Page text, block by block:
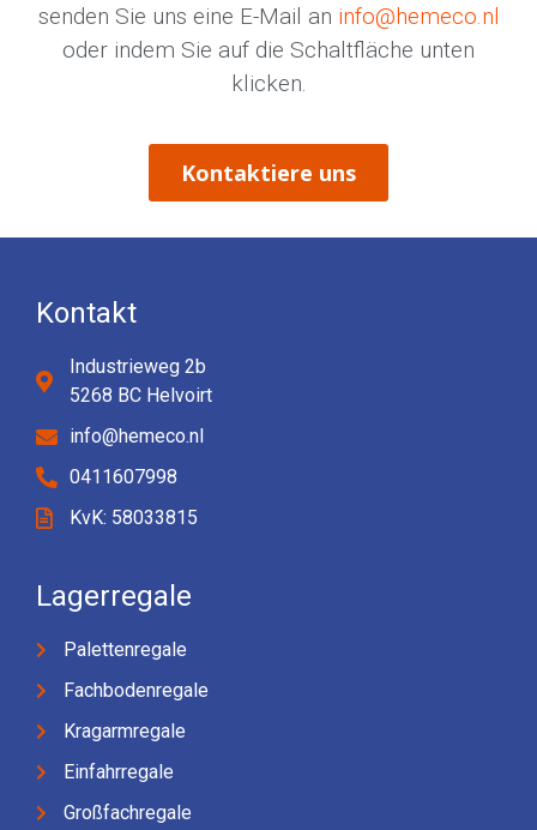
senden Sie uns eine E-Mail an info@hemeco.nl
oder indem Sie auf die Schaltfläche unten
klicken.
Kontaktiere uns
Kontakt
Industrieweg 2b
5268 BC Helvoirt
info@hemeco.nl
0411607998
KvK: 58033815
Lagerregale
Palettenregale
Fachbodenregale
Kragarmregale
Einfahrregale
Großfachregale